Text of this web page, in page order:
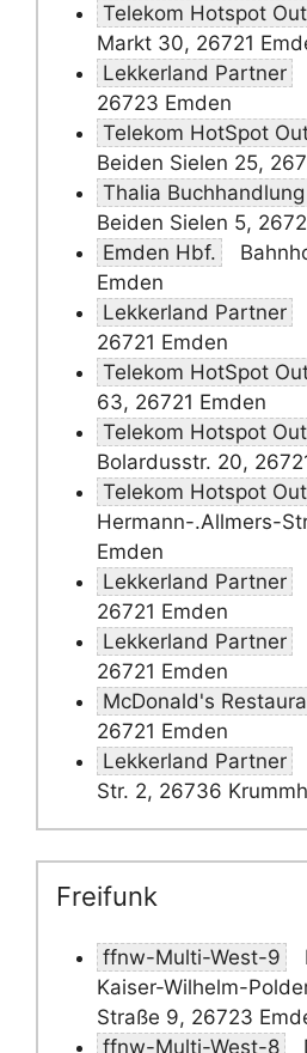
Telekom Hotspot
Markt 30, 26721
Lekkerland Partner
26723 Emden
Telekom HotSpot
Beiden Sielen 25,
Thalia Buchhandlung
Beiden Sielen 5,
Emden Hbf.
Emden
Lekkerland Partner
26721 Emden
Telekom HotSpot
63, 26721 Emden
Telekom Hotspot
Bolardusstr. 20,
Telekom Hotspot
Hermann-.Allmers-
Emden
Lekkerland Partner
26721 Emden
Lekkerland Partner
26721 Emden
McDonald's
26721 Emden
Lekkerland Partner
Str. 2, 26736
Freifunk
ffnw-Multi-West-9
Kaiser-Wilhelm-
Straße 9, 26723
ffnw-Multi-West-8